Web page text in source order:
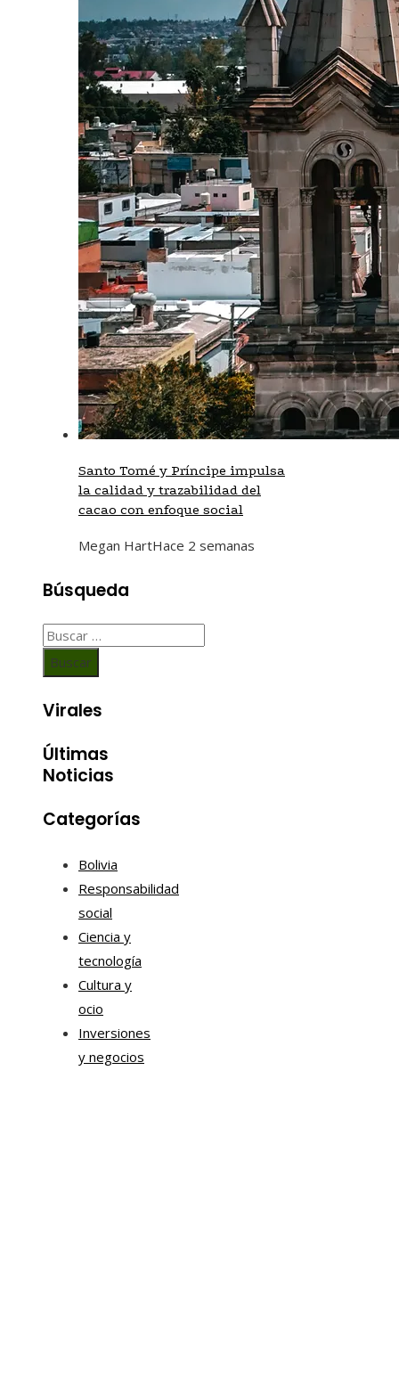
Santo Tomé y Príncipe impulsa
la calidad y trazabilidad del
cacao con enfoque social
Megan HartHace 2 semanas
Búsqueda
Buscar:
Virales
Últimas
Noticias
Categorías
Bolivia
Responsabilidad
social
Ciencia y
tecnología
Cultura y
ocio
Inversiones
y negocios